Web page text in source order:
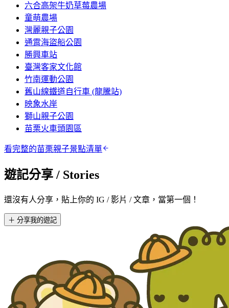
六合高架牛奶草莓農場
童萌農場
灣麗親子公園
通霄海盜船公園
勝興車站
臺灣客家文化館
竹南運動公園
舊山線鐵道自行車 (龍騰站)
映象水岸
獅山親子公園
苗栗火車頭園區
看完整的苗栗親子景點清單
遊記分享 / Stories
還沒有人分享，貼上你的 IG / 影片 / 文章，當第一個！
＋ 分享我的遊記